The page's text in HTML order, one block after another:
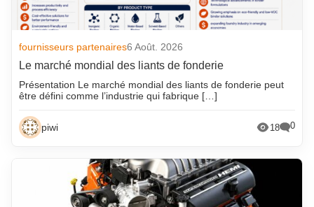
fournisseurs partenaires6 Août. 2026
Le marché mondial des liants de fonderie
Présentation Le marché mondial des liants de fonderie peut
être défini comme l’industrie qui fabrique […]
piwi 18 0